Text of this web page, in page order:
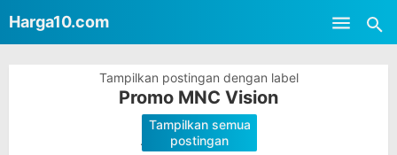
Harga10.com
Tampilkan postingan dengan label
Promo MNC Vision
.
Tampilkan semua
postingan